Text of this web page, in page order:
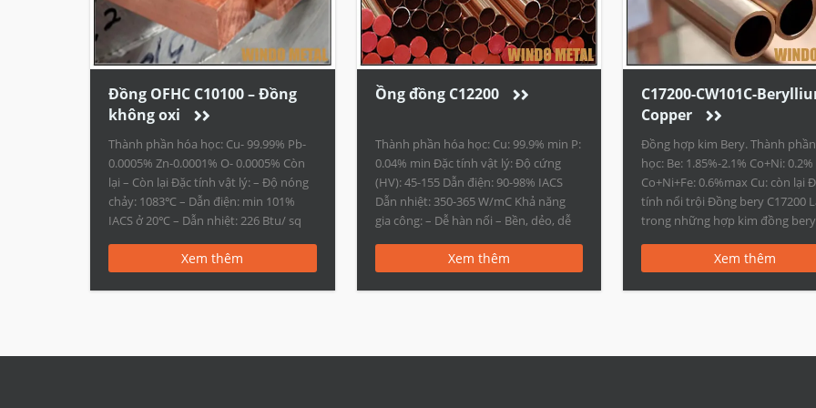
Size(mm)
Square Copper tube
Rectangular copper tube
Round copper tube
Đồng OFHC C10100 – Đồng
không oxi
Thành phần hóa học: Cu- 99.99% Pb-
0.0005% Zn-0.0001% O- 0.0005% Còn
lại – Còn lại Đặc tính vật lý: – Độ nóng
chảy: 1083℃ – Dẫn điện: min 101%
IACS ở 20℃ – Dẫn nhiệt: 226 Btu/ sq
Ống – Dây – Định hình Hình […]
Xem thêm
Ồng đồng C12200
Thành phần hóa học: Cu: 99.9% min P:
0.04% min Đặc tính vật lý: Độ cứng
(HV): 45-155 Dẫn điện: 90-98% IACS
Dẫn nhiệt: 350-365 W/mC Khả năng
gia công: – Dễ hàn nối – Bền, dẻo, dễ
dụng phổ biến: – Ống dẫn dầu, ống
Xem thêm
C17200-CW101C-
Copper
Đồng hợp kim Bery. Thành
học: Be: 1.85%-2.1% Co+Ni: 0.2%
Co+Ni+Fe: 0.6%max Cu: còn lại
tính nổi trội Đồng bery C17200
trong những hợp kim đồng
và độ cứng cao nhất trong các
Xem thêm